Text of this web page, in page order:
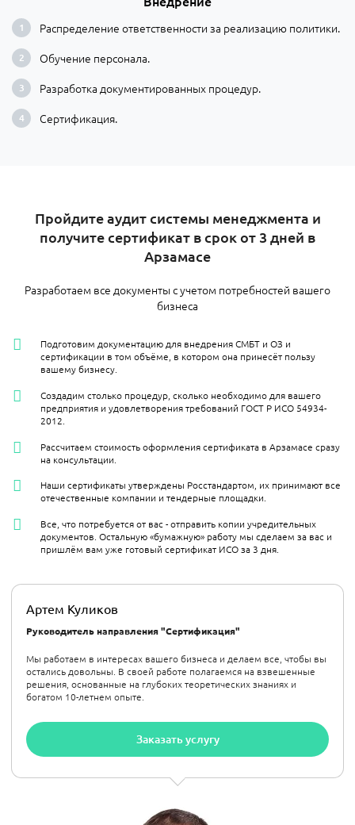
Распределение ответственности за реализацию политики.
Обучение персонала.
Разработка документированных процедур.
Сертификация.
Пройдите аудит системы менеджмента и
получите сертификат в срок от 3 дней в
Арзамасе
Разработаем все документы с учетом потребностей вашего
бизнеса
Артем Куликов
Руководитель направления "Сертификация"
Мы работаем в интересах вашего бизнеса и делаем все, чтобы вы
остались довольны. В своей работе полагаемся на взвешенные
решения, основанные на глубоких теоретических знаниях и
богатом 10-летнем опыте.
Заказать услугу
Подготовим документацию для внедрения СМБТ и ОЗ и
сертификации в том объёме, в котором она принесёт пользу
вашему бизнесу.
Создадим столько процедур, сколько необходимо для вашего
предприятия и удовлетворения требований ГОСТ Р ИСО 54934-
2012.
Рассчитаем стоимость оформления сертификата в Арзамасе сразу
на консультации.
Наши сертификаты утверждены Росстандартом, их принимают все
отечественные компании и тендерные площадки.
Все, что потребуется от вас - отправить копии учредительных
документов. Остальную «бумажную» работу мы сделаем за вас и
пришлём вам уже готовый сертификат ИСО за 3 дня.